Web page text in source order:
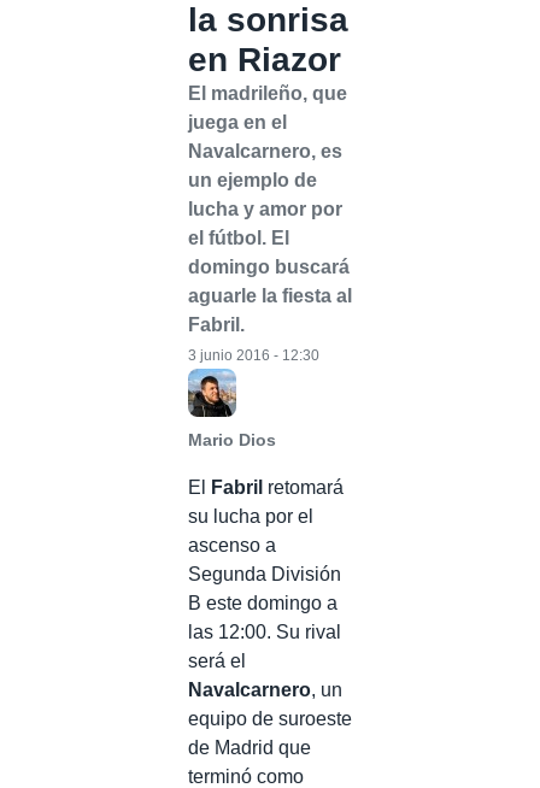
la sonrisa
en Riazor
El madrileño, que
juega en el
Navalcarnero, es
un ejemplo de
lucha y amor por
el fútbol. El
domingo buscará
aguarle la fiesta al
Fabril.
Mario Dios
3 junio 2016 - 12:30
El Fabril retomará
su lucha por el
ascenso a
Segunda División
B este domingo a
las 12:00. Su rival
será el
Navalcarnero, un
equipo de suroeste
de Madrid que
terminó como